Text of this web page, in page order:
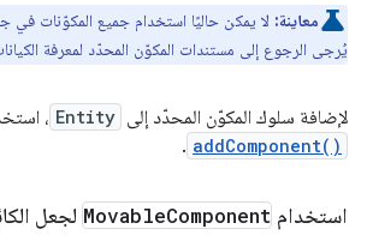
معاينة: لا يمكن حاليًا استخدام جميع المكوّنات في
يُرجى الرجوع إلى مستندات المكوّن المحدّد لمعرفة
لإضافة سلوك المكوّن المحدّد إلى Entity ،
addComponent()
.
استخدام MovableComponent
لجعل